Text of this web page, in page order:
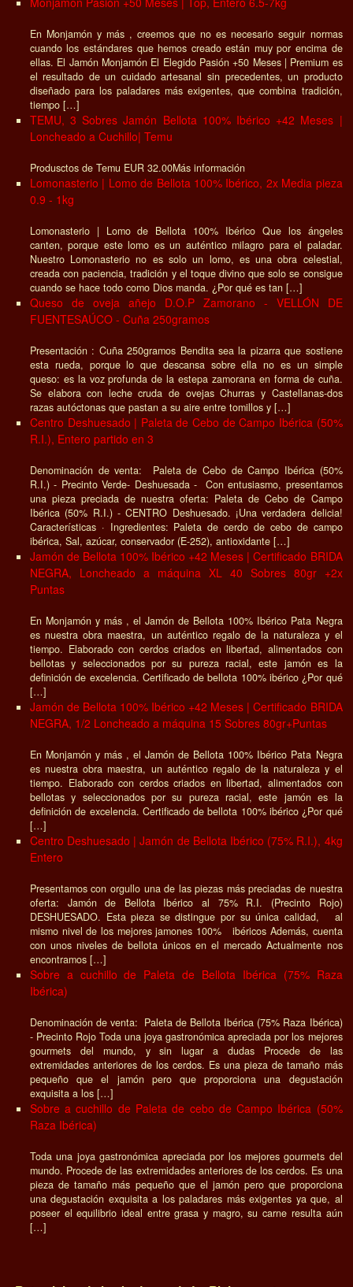
En Monjamón y más , creemos que no es necesario seguir normas
cuando los estándares que hemos creado están muy por encima de
ellas. El Jamón Monjamón El Elegido Pasión +50 Meses | Premium es
el resultado de un cuidado artesanal sin precedentes, un producto
diseñado para los paladares más exigentes, que combina tradición,
tiempo […]
TEMU, 3 Sobres Jamón Bellota 100% Ibérico +42 Meses |
Loncheado a Cuchillo| Temu
Produsctos de Temu EUR 32.00Más información
Lomonasterio | Lomo de Bellota 100% Ibérico, 2x Media pieza
0.9 - 1kg
Lomonasterio | Lomo de Bellota 100% Ibérico Que los ángeles
canten, porque este lomo es un auténtico milagro para el paladar.
Nuestro Lomonasterio no es solo un lomo, es una obra celestial,
creada con paciencia, tradición y el toque divino que solo se consigue
cuando se hace todo como Dios manda. ¿Por qué es tan […]
Queso de oveja añejo D.O.P Zamorano - VELLÓN DE
FUENTESAÚCO - Cuña 250gramos
Presentación : Cuña 250gramos Bendita sea la pizarra que sostiene
esta rueda, porque lo que descansa sobre ella no es un simple
queso: es la voz profunda de la estepa zamorana en forma de cuña.
Se elabora con leche cruda de ovejas Churras y Castellanas-dos
razas autóctonas que pastan a su aire entre tomillos y […]
Centro Deshuesado | Paleta de Cebo de Campo Ibérica (50%
R.I.), Entero partido en 3
Denominación de venta: Paleta de Cebo de Campo Ibérica (50%
R.I.) - Precinto Verde- Deshuesada - Con entusiasmo, presentamos
una pieza preciada de nuestra oferta: Paleta de Cebo de Campo
Ibérica (50% R.I.) - CENTRO Deshuesado. ¡Una verdadera delicia!
Características · Ingredientes: Paleta de cerdo de cebo de campo
ibérica, Sal, azúcar, conservador (E-252), antioxidante […]
Jamón de Bellota 100% Ibérico +42 Meses | Certificado BRIDA
NEGRA, Loncheado a máquina XL 40 Sobres 80gr +2x
Puntas
En Monjamón y más , el Jamón de Bellota 100% Ibérico Pata Negra
es nuestra obra maestra, un auténtico regalo de la naturaleza y el
tiempo. Elaborado con cerdos criados en libertad, alimentados con
bellotas y seleccionados por su pureza racial, este jamón es la
definición de excelencia. Certificado de bellota 100% ibérico ¿Por qué
[…]
Jamón de Bellota 100% Ibérico +42 Meses | Certificado BRIDA
NEGRA, 1/2 Loncheado a máquina 15 Sobres 80gr+Puntas
En Monjamón y más , el Jamón de Bellota 100% Ibérico Pata Negra
es nuestra obra maestra, un auténtico regalo de la naturaleza y el
tiempo. Elaborado con cerdos criados en libertad, alimentados con
bellotas y seleccionados por su pureza racial, este jamón es la
definición de excelencia. Certificado de bellota 100% ibérico ¿Por qué
[…]
Centro Deshuesado | Jamón de Bellota Ibérico (75% R.I.), 4kg
Entero
Presentamos con orgullo una de las piezas más preciadas de nuestra
oferta: Jamón de Bellota Ibérico al 75% R.I. (Precinto Rojo)
DESHUESADO. Esta pieza se distingue por su única calidad, al
mismo nivel de los mejores jamones 100% ibéricos Además, cuenta
con unos niveles de bellota únicos en el mercado Actualmente nos
encontramos […]
Sobre a cuchillo de Paleta de Bellota Ibérica (75% Raza
Ibérica)
Denominación de venta: Paleta de Bellota Ibérica (75% Raza Ibérica)
- Precinto Rojo Toda una joya gastronómica apreciada por los mejores
gourmets del mundo, y sin lugar a dudas Procede de las
extremidades anteriores de los cerdos. Es una pieza de tamaño más
pequeño que el jamón pero que proporciona una degustación
exquisita a los […]
Sobre a cuchillo de Paleta de cebo de Campo Ibérica (50%
Raza Ibérica)
Toda una joya gastronómica apreciada por los mejores gourmets del
mundo. Procede de las extremidades anteriores de los cerdos. Es una
pieza de tamaño más pequeño que el jamón pero que proporciona
una degustación exquisita a los paladares más exigentes ya que, al
poseer el equilibrio ideal entre grasa y magro, su carne resulta aún
[…]